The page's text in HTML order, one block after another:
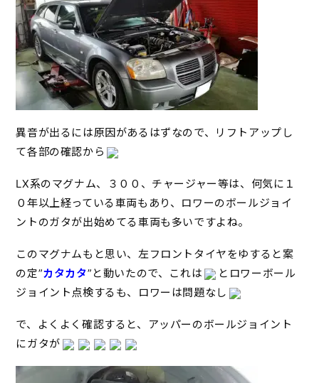
異音が出るには原因があるはずなので、リフトアップし
て各部の確認から
LX系のマグナム、３００、チャージャー等は、何気に１
０年以上経っている車両もあり、ロワーのボールジョイ
ントのガタが出始めてる車両も多いですよね。
このマグナムもと思い、左フロントタイヤをゆすると案
の定”カタカタ”と動いたので、これは
とロワーボール
ジョイント点検するも、ロワーは問題なし
で、よくよく確認すると、アッパーのボールジョイント
にガタが